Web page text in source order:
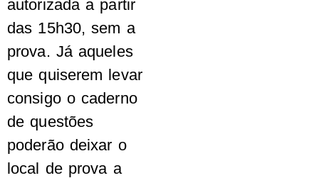
autorizada a partir
das 15h30, sem a
prova. Já aqueles
que quiserem levar
consigo o caderno
de questões
poderão deixar o
local de prova a